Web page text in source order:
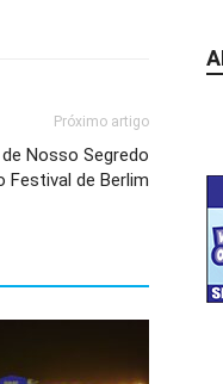
Próximo artigo
Nosso Segredo
Festival de Berlim